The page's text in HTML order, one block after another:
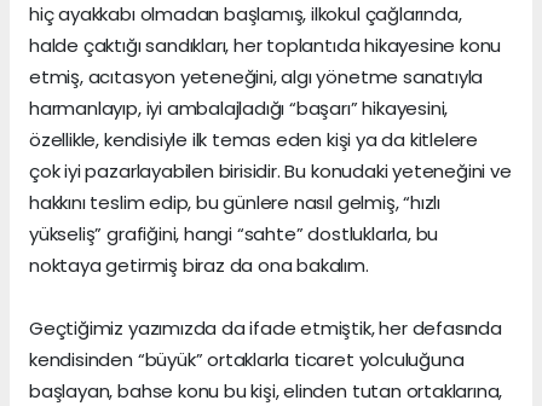
hiç ayakkabı olmadan başlamış, ilkokul çağlarında,
halde çaktığı sandıkları, her toplantıda hikayesine konu
etmiş, acıtasyon yeteneğini, algı yönetme sanatıyla
harmanlayıp, iyi ambalajladığı “başarı” hikayesini,
özellikle, kendisiyle ilk temas eden kişi ya da kitlelere
çok iyi pazarlayabilen birisidir. Bu konudaki yeteneğini ve
hakkını teslim edip, bu günlere nasıl gelmiş, “hızlı
yükseliş” grafiğini, hangi “sahte” dostluklarla, bu
noktaya getirmiş biraz da ona bakalım.
Geçtiğimiz yazımızda da ifade etmiştik, her defasında
kendisinden “büyük” ortaklarla ticaret yolculuğuna
başlayan, bahse konu bu kişi, elinden tutan ortaklarına,